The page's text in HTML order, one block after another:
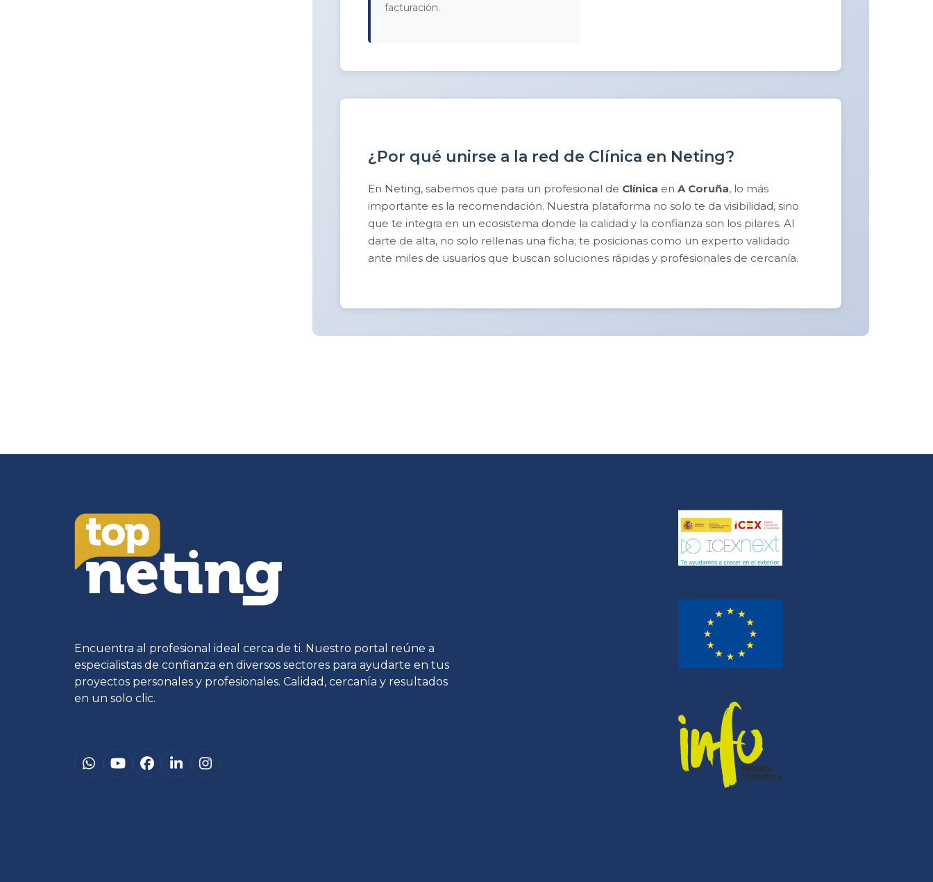
facturación.
¿Por qué unirse a la red de Clínica en Neting?
En Neting, sabemos que para un profesional de Clínica en A Coruña, lo más
importante es la recomendación. Nuestra plataforma no solo te da visibilidad, sino
que te integra en un ecosistema donde la calidad y la confianza son los pilares. Al
darte de alta, no solo rellenas una ficha; te posicionas como un experto validado
ante miles de usuarios que buscan soluciones rápidas y profesionales de cercanía.
Encuentra al profesional ideal cerca de ti. Nuestro portal reúne a
especialistas de confianza en diversos sectores para ayudarte en tus
proyectos personales y profesionales. Calidad, cercanía y resultados
en un solo clic.
Whatsapp
YouTubeFacebook
LinkedInInstagram